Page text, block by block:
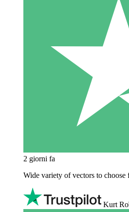
2 giorni fa
Wide variety of vectors to choose
Kurt